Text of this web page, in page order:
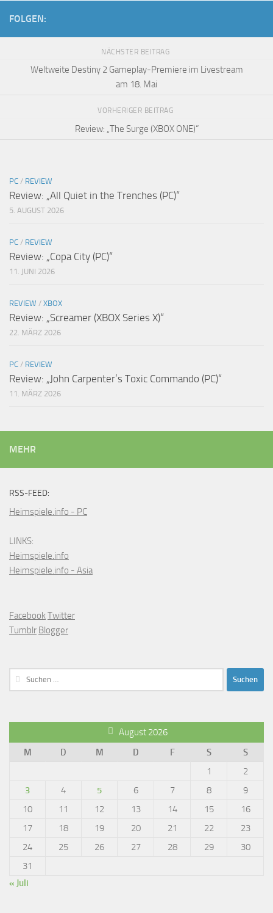
FOLGEN:
NÄCHSTER BEITRAG
Weltweite Destiny 2 Gameplay-Premiere im Livestream
am 18. Mai
VORHERIGER BEITRAG
Review: „The Surge (XBOX ONE)“
PC / REVIEW
Review: „All Quiet in the Trenches (PC)“
5. AUGUST 2026
PC / REVIEW
Review: „Copa City (PC)“
11. JUNI 2026
REVIEW / XBOX
Review: „Screamer (XBOX Series X)“
22. MÄRZ 2026
PC / REVIEW
Review: „John Carpenter’s Toxic Commando (PC)“
11. MÄRZ 2026
MEHR
RSS-FEED:
Heimspiele.info - PC
LINKS:
Heimspiele.info
Heimspiele.info - Asia
FacebookTwitter
Tumblr Blogger
Suchen
nach:
August 2026
M
D M D F S
S
1
2
3
4 5 6 7 8
9
10
11 12 13 14 15
16
17
18 19 20 21 22
23
24
25 26 27 28 29
30
31
« Juli